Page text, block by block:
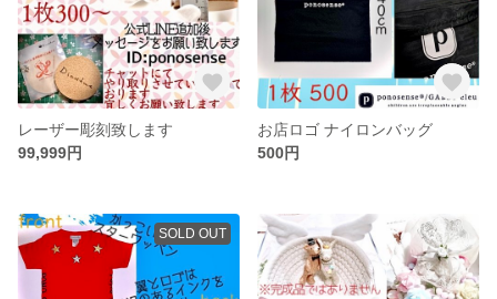
レーザー彫刻致します
99,999円
お店ロゴ ナイロンバッグ
500円
SOLD OUT